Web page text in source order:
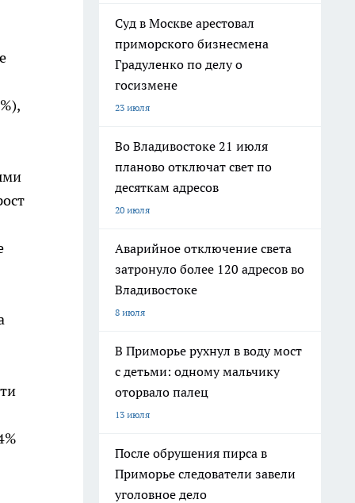
Суд в Москве арестовал
приморского бизнесмена
Градуленко по делу о
госизмене
23 июля
Во Владивостоке 21 июля
планово отключат свет по
десяткам адресов
20 июля
Аварийное отключение света
затронуло более 120 адресов во
Владивостоке
8 июля
В Приморье рухнул в воду мост
с детьми: одному мальчику
оторвало палец
13 июля
После обрушения пирса в
Приморье следователи завели
уголовное дело